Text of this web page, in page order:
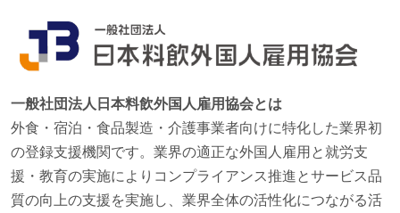
一般社団法人日本料飲外国人雇用協会とは
外食・宿泊・食品製造・介護事業者向けに特化した業界初
の登録支援機関です。業界の適正な外国人雇用と就労支
援・教育の実施によりコンプライアンス推進とサービス品
質の向上の支援を実施し、業界全体の活性化につながる活